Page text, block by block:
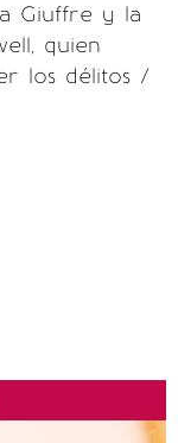
Giuffre y la
quien
los délitos /